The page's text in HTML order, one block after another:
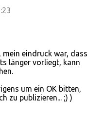
mein eindruck war, dass
länger vorliegt, kann
um ein OK bitten,
zu publizieren... ;) )